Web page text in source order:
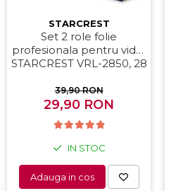
STARCREST
Set 2 role folie
profesionala pentru vidat
STARCREST VRL-2850, 28
reutilizabile, sous vide,
lavabile in masina de
transparent
39,90 RON
29,90 RON
IN STOC
Adauga in cos